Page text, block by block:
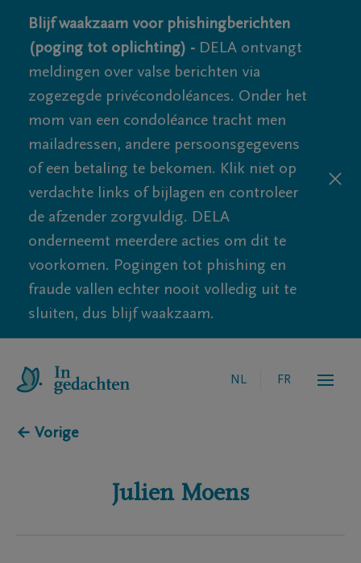
Blijf waakzaam voor phishingberichten
(poging tot oplichting) - DELA ontvangt
meldingen over valse berichten via
zogezegde privécondoléances. Onder het
mom van een condoléance tracht men
mailadressen, andere persoonsgegevens
of een betaling te bekomen. Klik niet op
verdachte links of bijlagen en controleer
de afzender zorgvuldig. DELA
onderneemt meerdere acties om dit te
voorkomen. Pogingen tot phishing en
fraude vallen echter nooit volledig uit te
sluiten, dus blijf waakzaam.
NL FR
← Vorige
Julien Moens